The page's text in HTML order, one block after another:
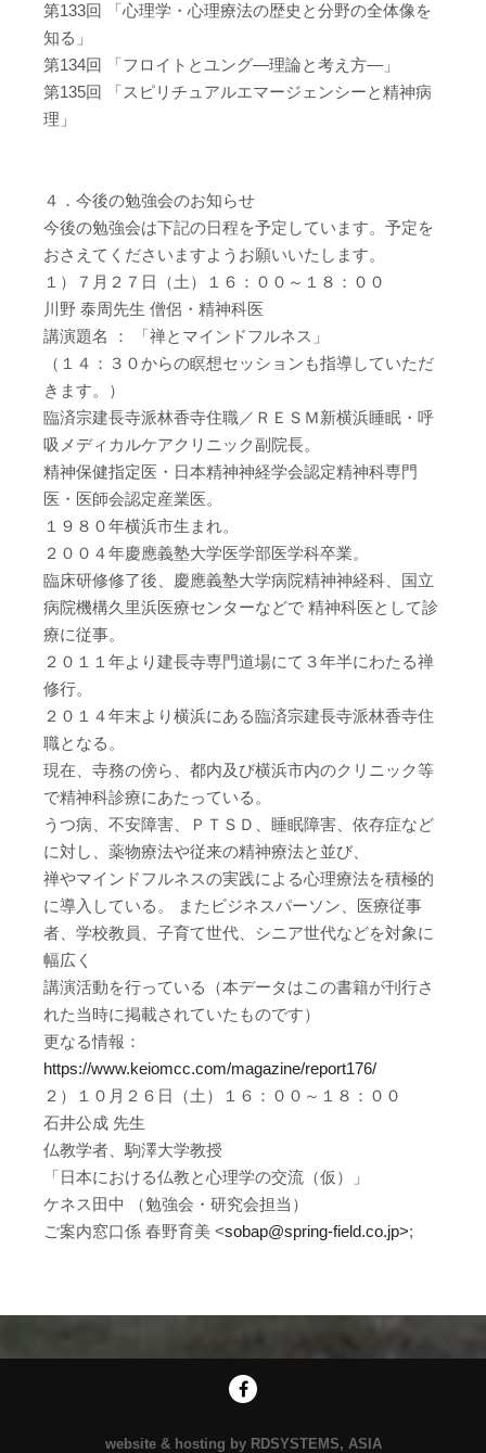
第133回 「心理学・心理療法の歴史と分野の全体像を
知る」
第134回 「フロイトとユング―理論と考え方―」
第135回 「スピリチュアルエマージェンシーと精神病
理」
４．今後の勉強会のお知らせ
今後の勉強会は下記の日程を予定しています。予定を
おさえてくださいますようお願いいたします。
１）７月２７日（土）１６：００～１８：００
川野 泰周先生 僧侶・精神科医
講演題名 ： 「禅とマインドフルネス」
（１４：３０からの瞑想セッションも指導していただ
きます。）
臨済宗建長寺派林香寺住職／ＲＥＳＭ新横浜睡眠・呼
吸メディカルケアクリニック副院長。
精神保健指定医・日本精神神経学会認定精神科専門
医・医師会認定産業医。
１９８０年横浜市生まれ。
２００４年慶應義塾大学医学部医学科卒業。
臨床研修修了後、慶應義塾大学病院精神神経科、国立
病院機構久里浜医療センターなどで 精神科医として診
療に従事。
２０１１年より建長寺専門道場にて３年半にわたる禅
修行。
２０１４年末より横浜にある臨済宗建長寺派林香寺住
職となる。
現在、寺務の傍ら、都内及び横浜市内のクリニック等
で精神科診療にあたっている。
うつ病、不安障害、ＰＴＳＤ、睡眠障害、依存症など
に対し、薬物療法や従来の精神療法と並び、
禅やマインドフルネスの実践による心理療法を積極的
に導入している。 またビジネスパーソン、医療従事
者、学校教員、子育て世代、シニア世代などを対象に
幅広く
講演活動を行っている（本データはこの書籍が刊行さ
れた当時に掲載されていたものです）
更なる情報：
https://www.keiomcc.com/magazine/report176/
２）１０月２６日（土）１６：００～１８：００
石井公成 先生
仏教学者、駒澤大学教授
「日本における仏教と心理学の交流（仮）」
ケネス田中 （勉強会・研究会担当）
ご案内窓口係 春野育美 <sobap@spring-field.co.jp>;
website & hosting by RDSYSTEMS, ASIA